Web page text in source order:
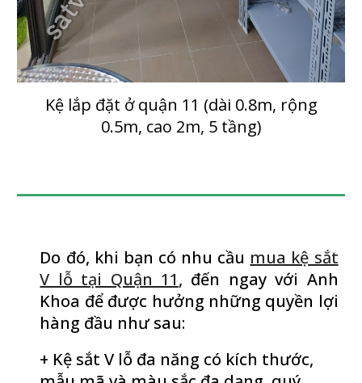
Kệ lắp đặt ở quận 11 (dài 0.8m, rộng
0.5m, cao 2m, 5 tầng)
Do đó, khi bạn có nhu cầu mua kệ sắt
V lỗ tại Quận 11, đến ngay với Anh
Khoa để được hưởng những quyền lợi
hàng đầu như sau:
+ Kệ sắt V lỗ đa năng có kích thước,